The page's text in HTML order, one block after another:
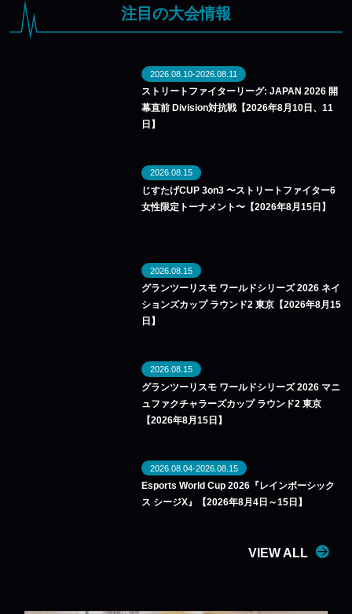
注目の大会情報
2026.08.10-2026.08.11
ストリートファイターリーグ: JAPAN 2026 開
幕直前 Division対抗戦【2026年8月10日、11
日】
2026.08.15
じすたげCUP 3on3 〜ストリートファイター6
女性限定トーナメント〜【2026年8月15日】
2026.08.15
グランツーリスモ ワールドシリーズ 2026 ネイ
ションズカップ ラウンド2 東京【2026年8月15
日】
2026.08.15
グランツーリスモ ワールドシリーズ 2026 マニ
ュファクチャラーズカップ ラウンド2 東京
【2026年8月15日】
2026.08.04-2026.08.15
Esports World Cup 2026『レインボーシック
ス シージX』【2026年8月4日～15日】
VIEW ALL